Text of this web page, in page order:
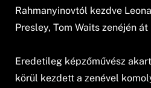
Rahmanyinovtól kezdve
Presley, Tom Waits zenéjén
Eredetileg képzőművész
körül kezdett a zenével